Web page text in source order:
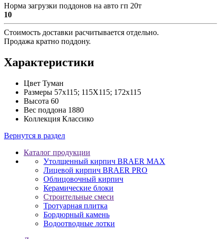
Норма загрузки поддонов на авто гп 20т
10
Стоимость доставки расчитывается отдельно.
Продажа кратно поддону.
Характеристики
Цвет Туман
Размеры 57х115; 115Х115; 172х115
Высота 60
Вес поддона 1880
Коллекция Классико
Вернутся в раздел
Каталог продукции
Утолщенный кирпич BRAER MAX
Лицевой кирпич BRAER PRO
Облицовочный кирпич
Керамические блоки
Строительные смеси
Тротуарная плитка
Бордюрный камень
Водоотводные лотки